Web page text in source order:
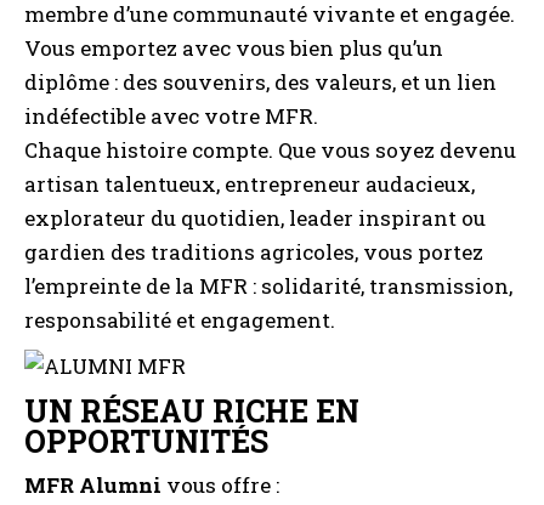
membre d’une communauté vivante et engagée.
Vous emportez avec vous bien plus qu’un
diplôme : des souvenirs, des valeurs, et un lien
indéfectible avec votre MFR.
Chaque histoire compte. Que vous soyez devenu
artisan talentueux, entrepreneur audacieux,
explorateur du quotidien, leader inspirant ou
gardien des traditions agricoles, vous portez
l’empreinte de la MFR : solidarité, transmission,
responsabilité et engagement.
UN RÉSEAU RICHE EN
OPPORTUNITÉS
MFR Alumni vous offre :